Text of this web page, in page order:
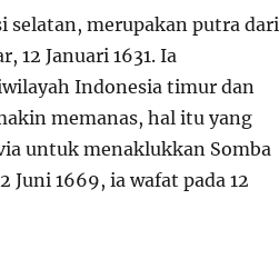
selatan, merupakan putra dari
12 Januari 1631. Ia
Indonesia timur dan
memanas, hal itu yang
untuk menaklukkan Somba
Juni 1669, ia wafat pada 12